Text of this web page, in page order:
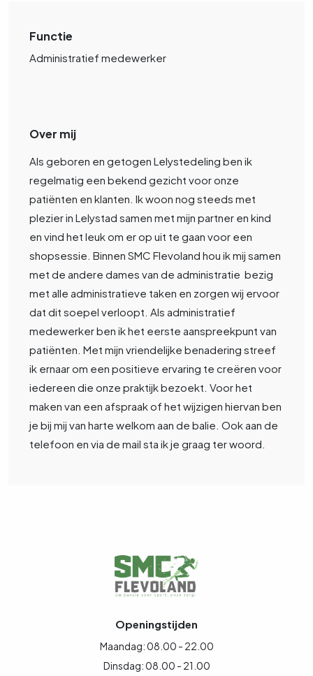
Functie
Administratief medewerker
Over mij
Als geboren en getogen Lelystedeling ben ik
regelmatig een bekend gezicht voor onze
patiënten en klanten. Ik woon nog steeds met
plezier in Lelystad samen met mijn partner en kind
en vind het leuk om er op uit te gaan voor een
shopsessie. Binnen SMC Flevoland hou ik mij samen
met de andere dames van de administratie bezig
met alle administratieve taken en zorgen wij ervoor
dat dit soepel verloopt. Als administratief
medewerker ben ik het eerste aanspreekpunt van
patiënten. Met mijn vriendelijke benadering streef
ik ernaar om een positieve ervaring te creëren voor
iedereen die onze praktijk bezoekt. Voor het
maken van een afspraak of het wijzigen hiervan ben
je bij mij van harte welkom aan de balie. Ook aan de
telefoon en via de mail sta ik je graag ter woord.
Openingstijden
Maandag: 08.00 - 22.00
Dinsdag: 08.00 - 21.00